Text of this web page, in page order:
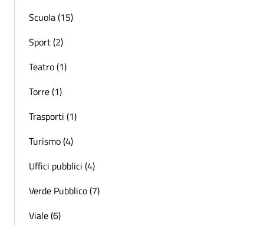
Scuola (15)
Sport (2)
Teatro (1)
Torre (1)
Trasporti (1)
Turismo (4)
Uffici pubblici (4)
Verde Pubblico (7)
Viale (6)